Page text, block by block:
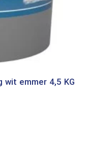
wit emmer 4,5 KG